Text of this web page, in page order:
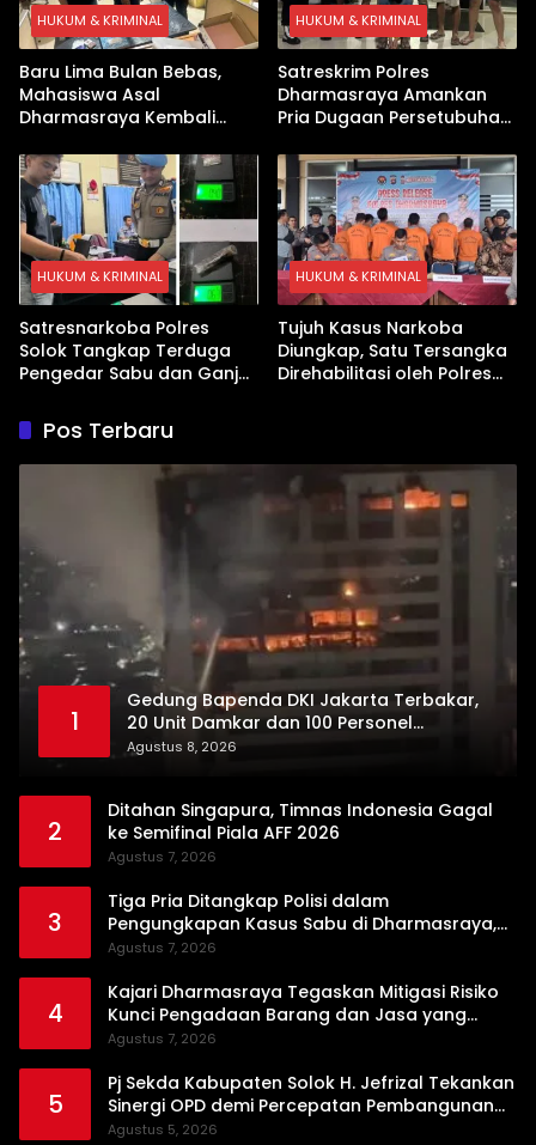
HUKUM & KRIMINAL
Baru Lima Bulan Bebas,
Mahasiswa Asal
Dharmasraya Kembali
HUKUM & KRIMINAL
Satreskrim Polres
Dharmasraya Amankan
Pria Dugaan Persetubuhan
HUKUM & KRIMINAL
Satresnarkoba Polres
Solok Tangkap Terduga
Pengedar Sabu dan Ganja
HUKUM & KRIMINAL
Tujuh Kasus Narkoba
Diungkap, Satu Tersangka
Direhabilitasi oleh Polres
Pos Terbaru
1
Gedung Bapenda DKI Jakarta Terbakar,
20 Unit Damkar dan 100 Personel
Dikerahkan
Agustus 8, 2026
2
Ditahan Singapura, Timnas Indonesia Gagal
ke Semifinal Piala AFF 2026
Agustus 7, 2026
3
Tiga Pria Ditangkap Polisi dalam
Pengungkapan Kasus Sabu di Dharmasraya,
Timbangan Digital hingga Bong Disita
Agustus 7, 2026
4
Kajari Dharmasraya Tegaskan Mitigasi Risiko
Kunci Pengadaan Barang dan Jasa yang
Bersih
Agustus 7, 2026
5
Pj Sekda Kabupaten Solok H. Jefrizal Tekankan
Sinergi OPD demi Percepatan Pembangunan
Daerah
Agustus 5, 2026